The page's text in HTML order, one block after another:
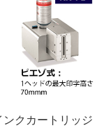
クカートリッジ